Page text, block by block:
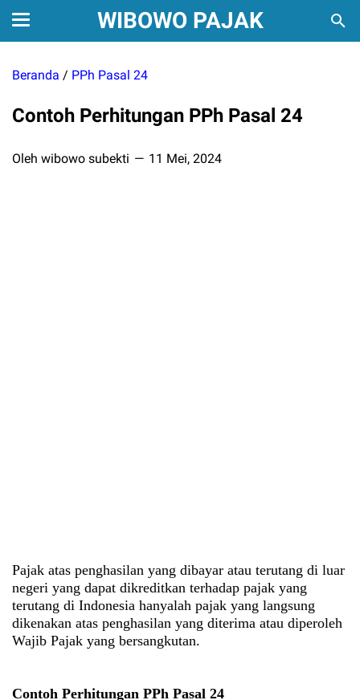
WIBOWO PAJAK
Beranda / PPh Pasal 24
Contoh Perhitungan PPh Pasal 24
Oleh wibowo subekti 11 Mei, 2024
Pajak atas penghasilan yang dibayar atau terutang di luar
negeri yang dapat dikreditkan terhadap pajak yang
terutang di Indonesia hanyalah pajak yang langsung
dikenakan atas penghasilan yang diterima atau diperoleh
Wajib Pajak yang bersangkutan.
Contoh Perhitungan PPh Pasal 24